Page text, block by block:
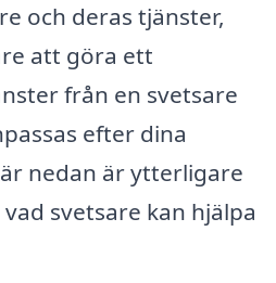
och deras tjänster,
att göra ett
från en svetsare
efter dina
nedan är ytterligare
svetsare kan hjälpa